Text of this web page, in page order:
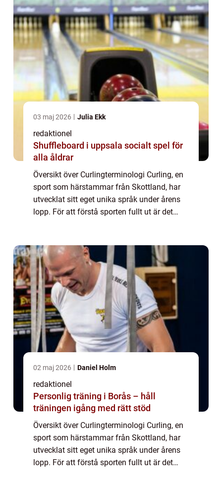
03 maj 2026 Julia Ekk
redaktionel
Shuffleboard i uppsala socialt spel för
alla åldrar
Översikt över Curlingterminologi Curling, en
sport som härstammar från Skottland, har
utvecklat sitt eget unika språk under årens
lopp. För att förstå sporten fullt ut är det
02 maj 2026 Daniel Holm
redaktionel
Personlig träning i Borås – håll
träningen igång med rätt stöd
Översikt över Curlingterminologi Curling, en
sport som härstammar från Skottland, har
utvecklat sitt eget unika språk under årens
lopp. För att förstå sporten fullt ut är det